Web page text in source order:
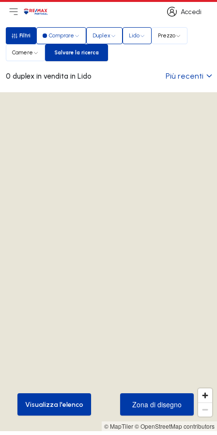
Accedi
Accedi
Apri il menu principale
LogoVai alla homepage
Filtri
Filtri Comprare Duplex Lido Prezzo
Camere Salvare la ricerca
Salvare la ricerca
0 duplex in vendita in Lido Più recenti
© MapTiler© OpenStreetMap contributors
Zona di disegno
Zona di disegno
Visualizza l'elenco
Visualizza l'elenco